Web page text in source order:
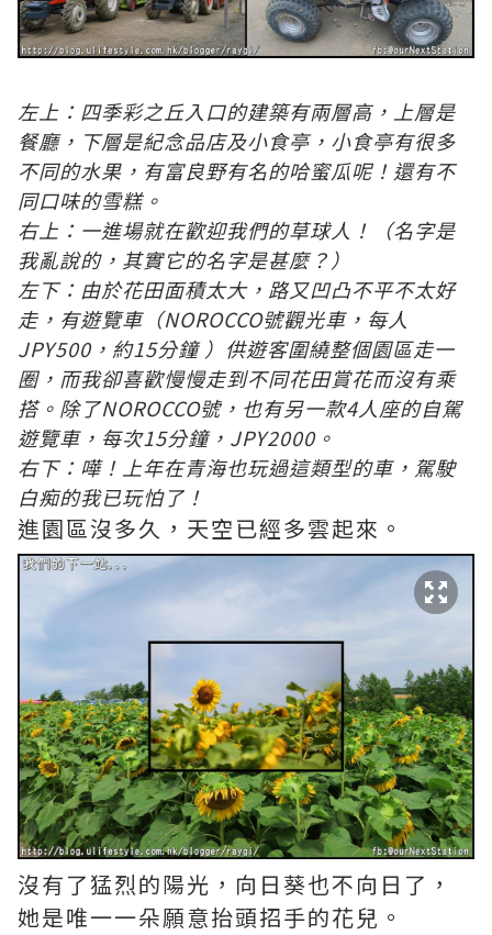
左上：四季彩之丘入口的建築有兩層高，上層是
餐廳，下層是紀念品店及小食亭，小食亭有很多
不同的水果，有富良野有名的哈蜜瓜呢！還有不
同口味的雪糕。
右上：一進場就在歡迎我們的草球人！（名字是
我亂說的，其實它的名字是甚麼？）
左下：由於花田面積太大，路又凹凸不平不太好
走，有遊覽車（NOROCCO號觀光車，每人
JPY500，約15分鐘 ）供遊客圍繞整個園區走一
圈，而我卻喜歡慢慢走到不同花田賞花而沒有乘
搭。除了NOROCCO號，也有另一款4人座的自駕
遊覽車，每次15分鐘，JPY2000。
右下：嘩！上年在青海也玩過這類型的車，駕駛
白痴的我已玩怕了！
進園區沒多久，天空已經多雲起來。
沒有了猛烈的陽光，向日葵也不向日了，
她是唯一一朵願意抬頭招手的花兒。